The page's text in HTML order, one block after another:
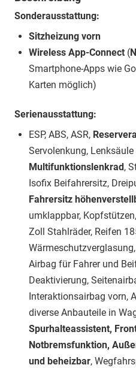
Sonderausstattung:
Sitzheizung vorn
Wireless App-Connect (
Smartphone-Apps wie
Karten möglich)
Serienausstattung:
ESP, ABS, ASR,
Servolenkung, Lenksäule
Multifunktionslenkrad ,
Isofix Beifahrersitz,
Fahrersitz
umklappbar,
Zoll Stahlräder, Reifen
Wärmeschutzverglasung,
Airbag für Fahrer und
Deaktivierung,
Interaktionsairbag vorn,
diverse Anbauteile in
Spurhalteassistent,
Notbremsfunktion,
und beheizbar,